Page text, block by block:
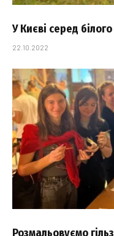
У Києві серед
22.10.2022
Розмальовуємо